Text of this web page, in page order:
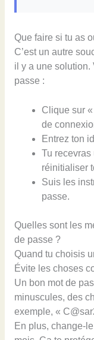
Que faire si tu as
C’est un autre
il y a une solution.
passe :
Clique sur
de
Entrez ton
Tu
réinitialiser
Suis les
passe.
Quelles sont les
de passe ?
Quand tu choisis
Évite les choses
Un bon mot de
minuscules, des
exemple, «
En plus, change-